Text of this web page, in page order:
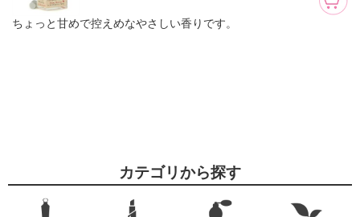
ちょっと甘めで控えめなやさしい香りです。
カテゴリから探す